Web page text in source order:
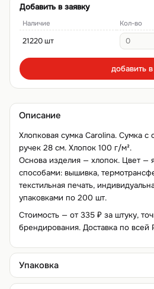
Добавить в заявку
Наличие Кол-во
21220 шт
добавить
Описание
Хлопковая сумка Carolina. Сумка
ручек 28 см. Хлопок 100 г/м².
Основа изделия — хлопок. Цвет —
способами: вышивка,
текстильная печать,
упаковками по 200 шт.
Стоимость — от 335 ₽ за штуку,
брендирования. Доставка по всей
Упаковка